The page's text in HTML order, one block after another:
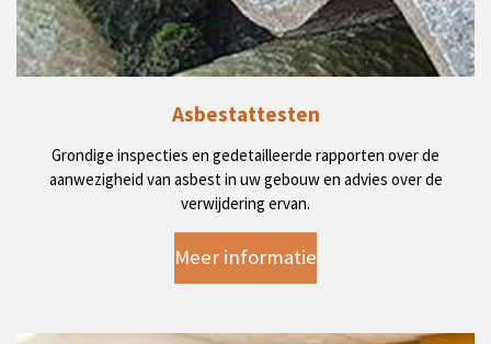
Asbestattesten
Grondige inspecties en gedetailleerde rapporten over de
aanwezigheid van asbest in uw gebouw en advies over de
verwijdering ervan.
Meer informatie